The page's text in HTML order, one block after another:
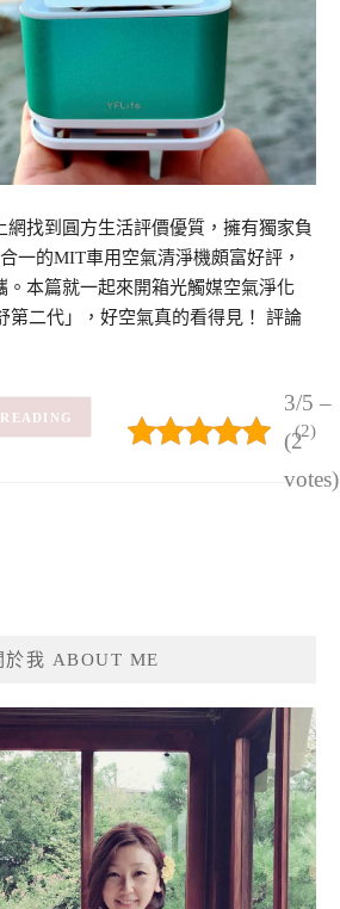
網找到圓方生活評價優質，擁有獨家負
一的MIT車用空氣清淨機頗富好評，
。本篇就一起來開箱光觸媒空氣淨化
第二代」，好空氣真的看得見！ 評論
3/5 –
(2
votes)
(2)
於我 ABOUT ME